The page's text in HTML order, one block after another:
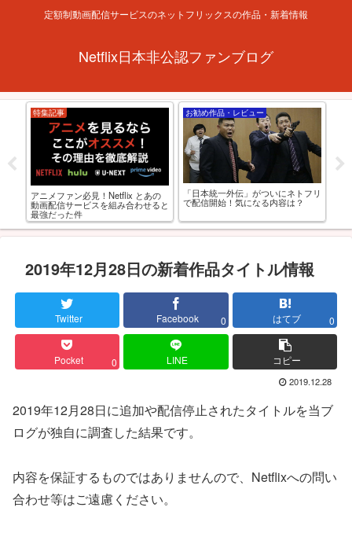
定額制動画配信サービスのネットフリックスの作品・新着情報
Netflix日本非公認ファンブログ
特集記事
アニメファン必見！Netflix とあの
動画配信サービスを組み合わせると
最強だった件
お勧め作品・レビュー
「日本統一外伝」がついにネトフリ
で配信開始！気になる内容は？
2019年12月28日の新着作品タイトル情報
Twitter Facebook 0 はてブ 0
Pocket 0 LINE コピー
2019.12.28
2019年12月28日に追加や配信停止されたタイトルを当ブ
ログが独自に調査した結果です。
内容を保証するものではありませんので、Netflixへの問い
合わせ等はご遠慮ください。